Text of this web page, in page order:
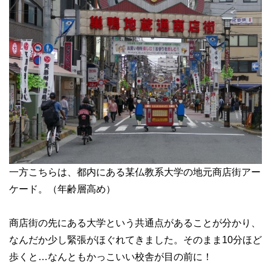
一方こちらは、都内にある某仏教系大学の地元商店街アー
ケード。（年齢層高め）
商店街の先にある大学という共通点があることが分かり、
なんだか少し緊張がほぐれてきました。そのまま10分ほど
歩くと…なんともかっこいい校舎が目の前に！